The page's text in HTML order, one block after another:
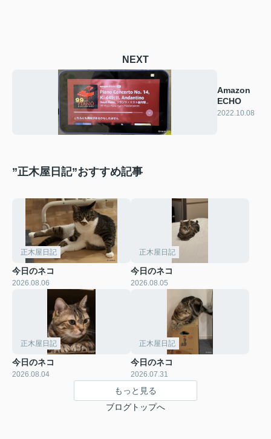
NEXT
Amazon
ECHO
2022.10.08
”正木屋日記”おすすめ記事
正木屋日記
今日のネコ
2026.08.06
正木屋日記
今日のネコ
2026.08.05
正木屋日記
今日のネコ
2026.08.04
正木屋日記
今日のネコ
2026.07.31
もっと見る
ブログトップへ